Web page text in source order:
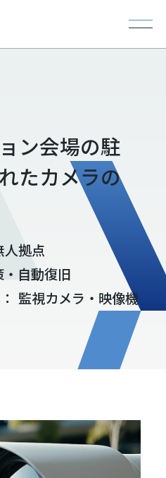
ン会場の駐
たカメラの
人拠点
自動復旧
： 監視カメラ・映像機